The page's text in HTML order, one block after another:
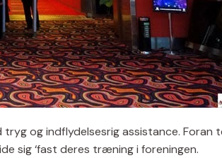
og indflydelsesrig assistance. Foran
sig ‘fast deres træning i foreningen.